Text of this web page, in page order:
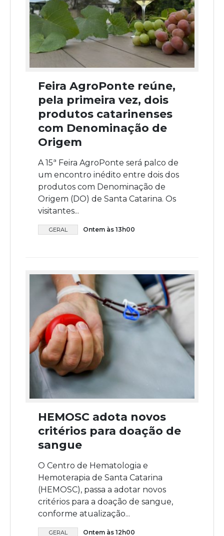
Feira AgroPonte reúne,
pela primeira vez, dois
produtos catarinenses
com Denominação de
Origem
A 15ª Feira AgroPonte será palco de
um encontro inédito entre dois dos
produtos com Denominação de
Origem (DO) de Santa Catarina. Os
visitantes...
GERAL Ontem às 13h00
HEMOSC adota novos
critérios para doação de
sangue
O Centro de Hematologia e
Hemoterapia de Santa Catarina
(HEMOSC), passa a adotar novos
critérios para a doação de sangue,
conforme atualização...
GERAL Ontem às 12h00